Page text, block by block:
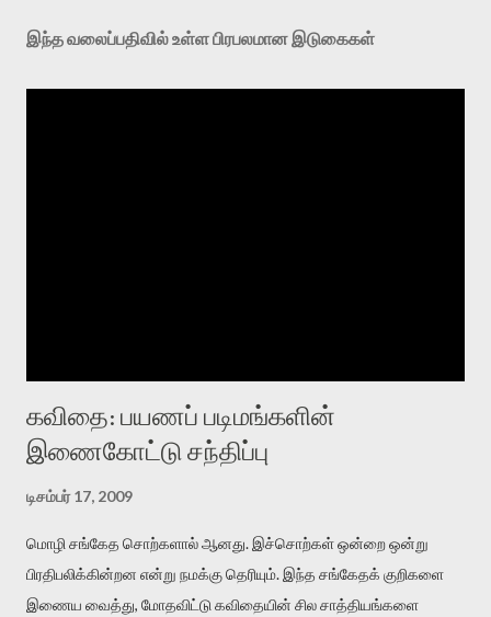
இந்த வலைப்பதிவில் உள்ள பிரபலமான இடுகைகள்
கவிதை: பயணப் படிமங்களின்
இணைகோட்டு சந்திப்பு
டிசம்பர் 17, 2009
மொழி சங்கேத சொற்களால் ஆனது. இச்சொற்கள் ஒன்றை ஒன்று
பிரதிபலிக்கின்றன என்று நமக்கு தெரியும். இந்த சங்கேதக் குறிகளை
இணைய வைத்து, மோதவிட்டு கவிதையின் சில சாத்தியங்களை